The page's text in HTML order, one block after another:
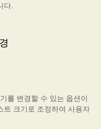
다.
를 변경할 수 있는 옵션이
트 크기로 조정하여 사용자